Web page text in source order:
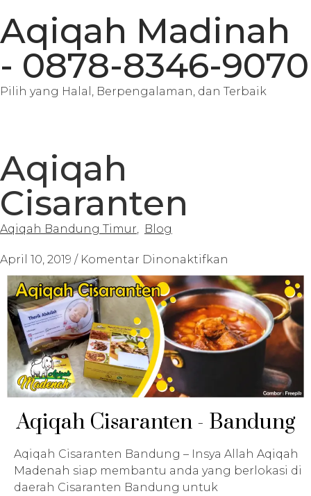
Aqiqah Madinah
- 0878-8346-9070
Pilih yang Halal, Berpengalaman, dan Terbaik
Aqiqah
Cisaranten
Aqiqah Bandung Timur, Blog
April 10, 2019 / Komentar Dinonaktifkan
Aqiqah Cisaranten - Bandung
Aqiqah Cisaranten Bandung – Insya Allah Aqiqah
Madenah siap membantu anda yang berlokasi di
daerah Cisaranten Bandung untuk